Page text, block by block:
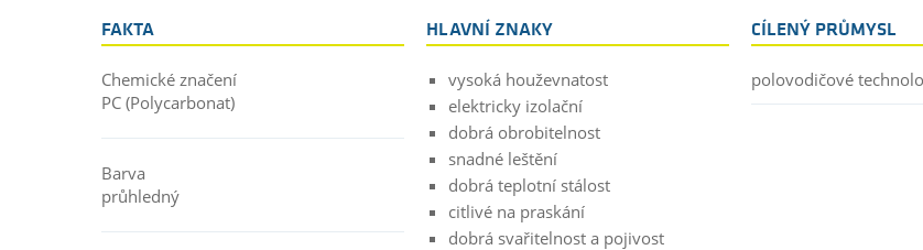
FAKTA
Chemické značení
PC (Polycarbonat)
Barva
průhledný
HLAVNÍ ZNAKY
vysoká houževnatost
elektricky izolační
dobrá obrobitelnost
snadné leštění
dobrá teplotní stálost
citlivé na praskání
dobrá svařitelnost a pojivost
CÍLENÝ PRŮMYSL
polovodičové